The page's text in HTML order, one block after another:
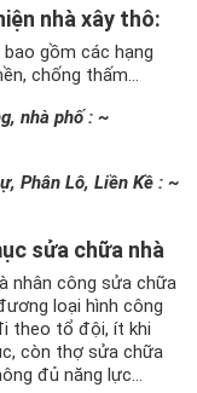
nhà xây thô:
gồm các hạng
chống thấm…
nhà phố : ~
Phân Lô, Liền Kề : ~
sửa chữa nhà
nhân công sửa chữa
loại hình công
theo tổ đội, ít khi
còn thợ sửa chữa
đủ năng lực…